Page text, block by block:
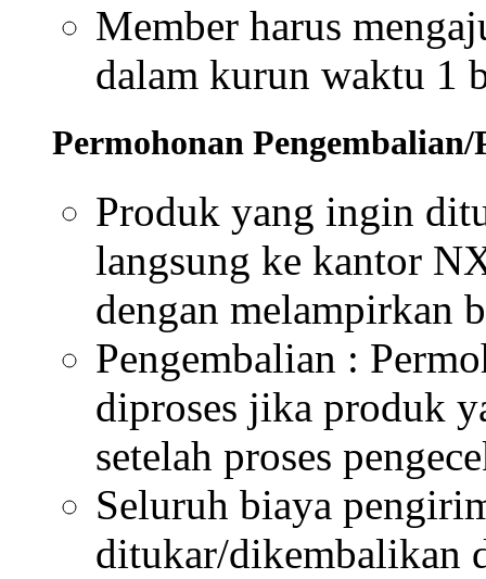
Member harus
dalam kurun waktu 1
Permohonan
Produk yang ingin
langsung ke kantor
dengan melampirkan
Pengembalian :
diproses jika produk
setelah proses
Seluruh biaya
ditukar/dikembalikan